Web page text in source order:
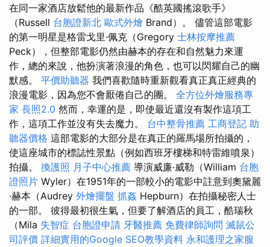
在同一家酒店放鬆他的最新作品《酷英國搖滾歌手》
（Russell 台胞證新北 歐式外燴 Brand）。 儘管這部電影
的第一明星是格雷戈里·佩克（Gregory 士林按摩推薦
Peck），但整部電影仍然由赫本的存在和自然魅力來運
作，總的來說，他扮演著浪漫的角色，也可以閃耀自己的幽
默感。 平價助聽器 我們喜歡隨時重新觀看真正真正經典的
浪漫電影，因為您不會厭倦自己的團。 全方位外燴服務專
家 長照2.0 然而，幸運的是，即使最近還沒有製作這項工
作，這項工作並沒有失去魔力。 台中整骨推薦 工商登記 助
聽器價格 這部電影的大部分是在真正的羅馬場所拍攝的，
使這座城市的標誌性景點（例如西班牙樓梯和特雷維噴泉）
拍攝。 換護照 月子中心推薦 導演威廉·威勒（William 台胞
證照片 Wyler）在1951年的一部較小的電影中註意到奧黛麗
·赫本（Audrey 外燴擺盤 抓姦 Hepburn）在拍攝秘密人士
的一部。 彼得最初很生氣，但要了解酒店的員工，酷瑞秋
（Mila 失智症 台胞證申請 牙醫推薦 免費律師詢問 滅鼠公
司評價 詳細實用的Google SEO教學資料 永和護理之家服